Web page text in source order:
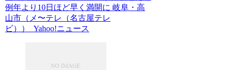
例年より10日ほど早く満開に 岐阜・高
山市（メ〜テレ（名古屋テレ
ビ）） Yahoo!ニュース